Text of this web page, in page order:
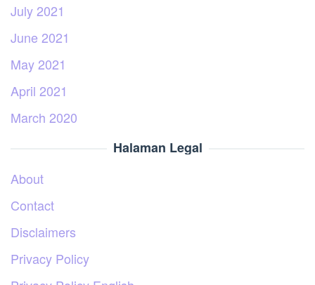
July 2021
June 2021
May 2021
April 2021
March 2020
Halaman Legal
About
Contact
Disclaimers
Privacy Policy